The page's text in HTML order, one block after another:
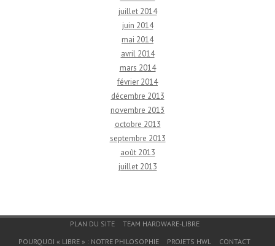
juillet 2014
juin 2014
mai 2014
avril 2014
mars 2014
février 2014
décembre 2013
novembre 2013
octobre 2013
septembre 2013
août 2013
juillet 2013
Menu du bas de pagePLAN DU SITE
TEAM HARDWARE-LIBRE
POURQUOI « LIBRE » : NOTRE PHILOSOPHIE
PROJETS HWL CONTACT